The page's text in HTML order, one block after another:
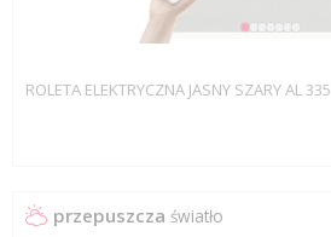
ROLETA ELEKTRYCZNA JASNY SZARY AL 335
przepuszcza światło